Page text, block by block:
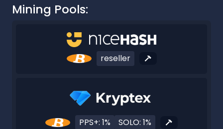
Mining Pools:
reseller
PPS+: 1% SOLO: 1%